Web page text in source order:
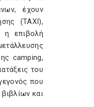
έχουν
(TAXI),
η επιβολή
camping,
του
που
και